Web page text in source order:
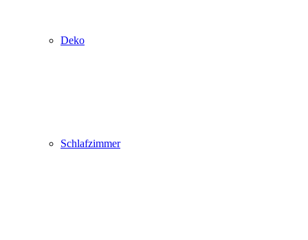
Deko
Schlafzimmer